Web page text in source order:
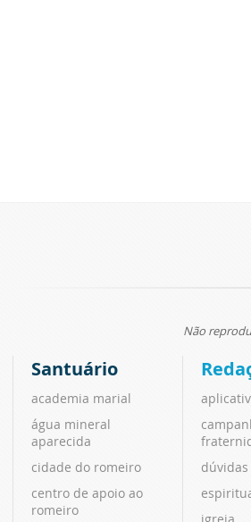
Não
Santuário
academia marial
água mineral
aparecida
cidade do romeiro
centro de apoio ao
romeiro
igreja